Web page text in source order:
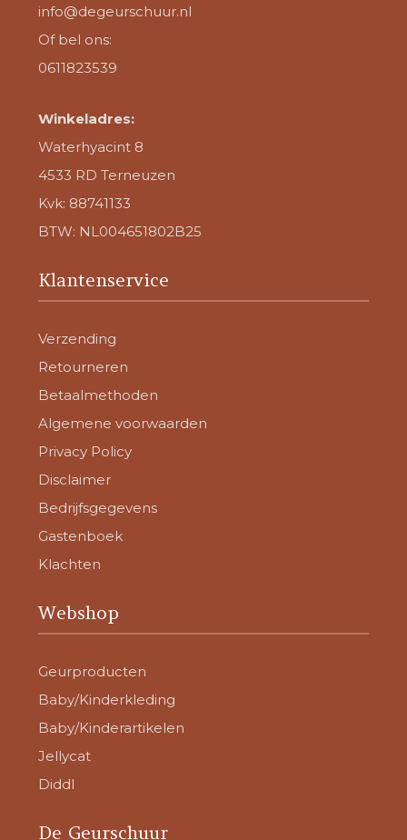
info@degeurschuur.nl
Of bel ons:
0611823539
Winkeladres:
Waterhyacint 8
4533 RD Terneuzen
Kvk: 88741133
BTW: NL004651802B25
Klantenservice
Verzending
Retourneren
Betaalmethoden
Algemene voorwaarden
Privacy Policy
Disclaimer
Bedrijfsgegevens
Gastenboek
Klachten
Webshop
Geurproducten
Baby/Kinderkleding
Baby/Kinderartikelen
Jellycat
Diddl
De Geurschuur